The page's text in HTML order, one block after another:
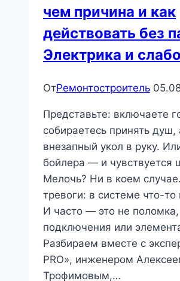
чем причина и как
действовать без
Электрика и
ОтРемонтостроитель
Представьте: включаете
собираетесь принять душ,
внезапный укол в руку.
бойлера — и чувствуется
Мелочь? Ни в коем
тревоги: в системе что-
И часто — это не
подключения или
Разбираем вместе с
PRO», инженером
Трофимовым,…